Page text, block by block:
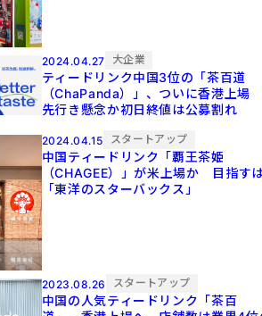
2024.04.27 大企業
ティードリンク中国3位の「茶百道
（ChaPanda）」、ついに香港上
先行き懸念か初日終値は公募割れ
2024.04.15 スタートアップ
中国ティードリンク「覇王茶姫
（CHAGEE）」が米上場か 目指す
「東洋のスターバックス」
2023.08.26 スタートアップ
中国の人気ティードリンク「茶百